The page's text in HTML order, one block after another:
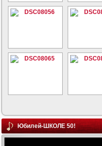
Юбилей-ШКОЛЕ 50!